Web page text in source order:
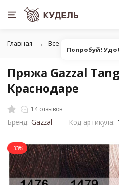
Главная Все для вязания
Пряжа Gazzal
Краснодаре
14 отзывов
Бренд: Gazzal Код артикула:
-33%
Попробуй!